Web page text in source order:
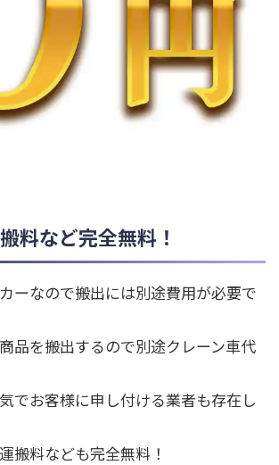
料など完全無料！
ーなので搬出には別途費用が必要で
品を搬出するので別途クレーン車代
でお客様に申し付ける業者も存在し
搬料なども完全無料！